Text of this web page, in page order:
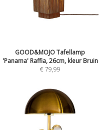
GOOD&MOJO Tafellamp
'Panama' Raffia, 26cm, kleur Bruin
€79,99